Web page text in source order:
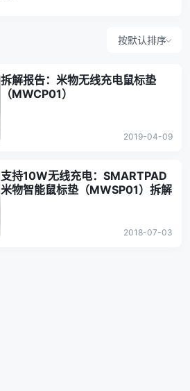
按默认排序
拆解报告：米物无线充电鼠标垫
（MWCP01）
2019-04-09
支持10W无线充电：SMARTPAD
米物智能鼠标垫（MWSP01）拆解
2018-07-03